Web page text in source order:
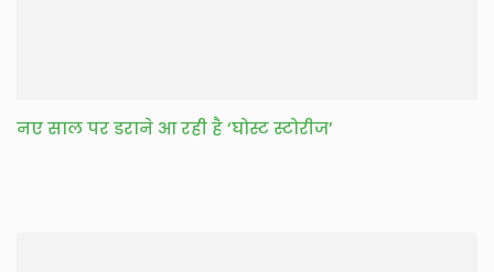
नए साल पर डराने आ रही है ‘घोस्ट स्टोरीज’